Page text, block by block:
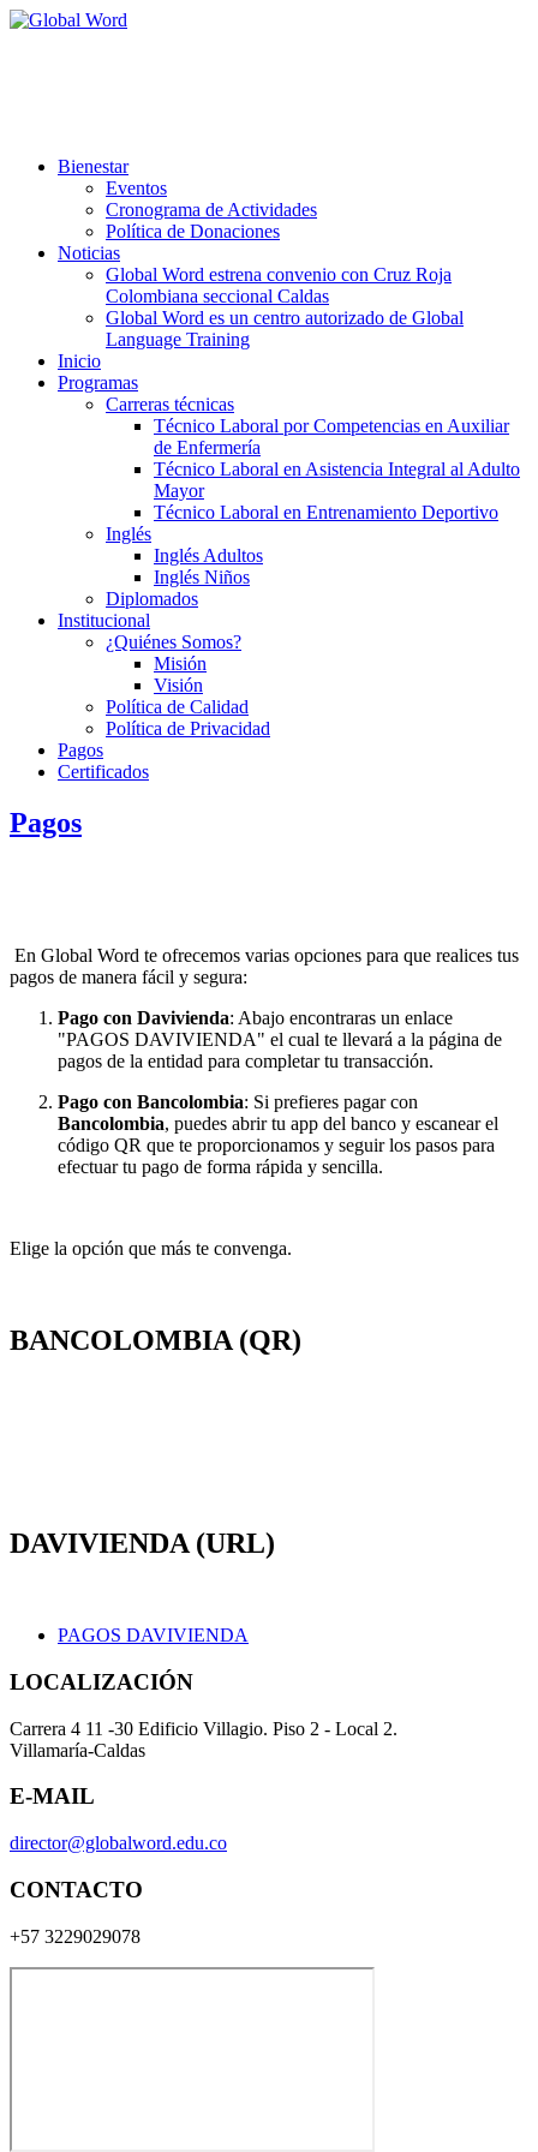
Bienestar
Eventos
Cronograma de Actividades
Política de Donaciones
Noticias
Global Word estrena convenio con Cruz Roja
Colombiana seccional Caldas
Global Word es un centro autorizado de Global
Language Training
Inicio
Programas
Carreras técnicas
Técnico Laboral por Competencias en Auxiliar
de Enfermería
Técnico Laboral en Asistencia Integral al Adulto
Mayor
Técnico Laboral en Entrenamiento Deportivo
Inglés
Inglés Adultos
Inglés Niños
Diplomados
Institucional
¿Quiénes Somos?
Misión
Visión
Política de Calidad
Política de Privacidad
Pagos
Certificados
Pagos
En Global Word te ofrecemos varias opciones para que realices tus
pagos de manera fácil y segura:
Pago con Davivienda: Abajo encontraras un enlace
"PAGOS DAVIVIENDA" el cual te llevará a la página de
pagos de la entidad para completar tu transacción.
Pago con Bancolombia: Si prefieres pagar con
Bancolombia, puedes abrir tu app del banco y escanear el
código QR que te proporcionamos y seguir los pasos para
efectuar tu pago de forma rápida y sencilla.
Elige la opción que más te convenga.
BANCOLOMBIA (QR)
DAVIVIENDA (URL)
PAGOS DAVIVIENDA
LOCALIZACIÓN
Carrera 4 11 -30 Edificio Villagio. Piso 2 - Local 2.
Villamaría-Caldas
E-MAIL
director@globalword.edu.co
CONTACTO
+57 3229029078